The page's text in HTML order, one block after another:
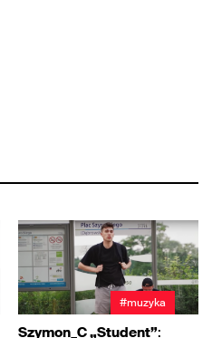
#muzyka
Szymon_C „Student”: